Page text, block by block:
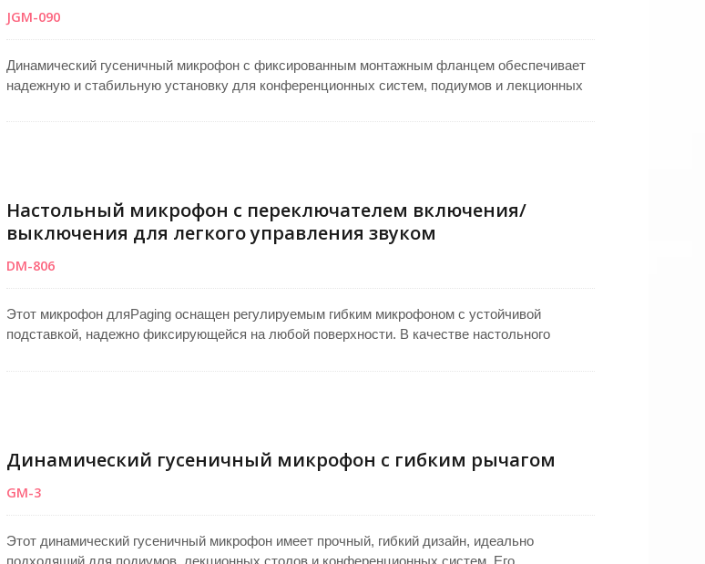
JGM-090
Динамический гусеничный микрофон с фиксированным монтажным фланцем обеспечивает
надежную и стабильную установку для конференционных систем, подиумов и лекционных
поверхностях, что идеально подходит для PA и публичных выступлений. Гибкий гусеничный
профессиональные аудиосистемы.
Настольный микрофон с переключателем включения/
выключения для легкого управления звуком
DM-806
Этот микрофон дляPaging оснащен регулируемым гибким микрофоном с устойчивой
подставкой, надежно фиксирующейся на любой поверхности. В качестве настольного
Однонаправленная динамическая микрофонная капсула уменьшает фоновый шум для
для микрофонов с гусиной шеей, микрофонов для оповещения и микрофонов для
общественных систем.
Динамический гусеничный микрофон с гибким рычагом
GM-3
Этот динамический гусеничный микрофон имеет прочный, гибкий дизайн, идеально
подходящий для подиумов, лекционных столов и конференционных систем. Его